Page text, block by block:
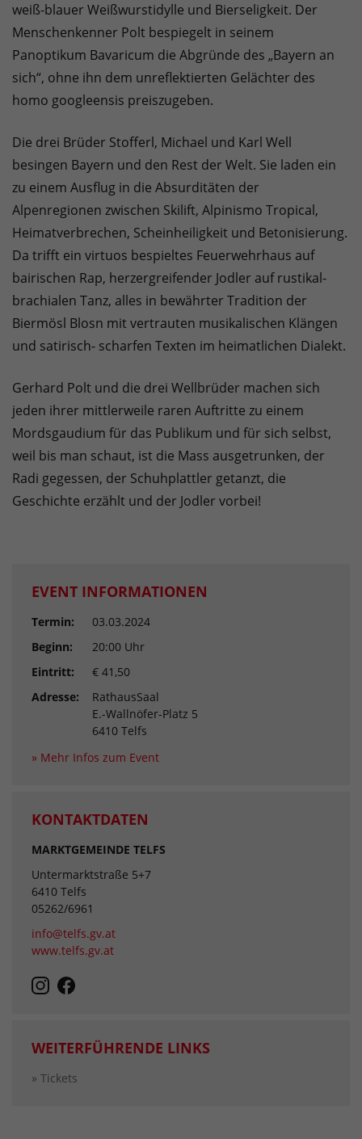
weiß-blauer Weißwurstidylle und Bierseligkeit. Der
Menschenkenner Polt bespiegelt in seinem
Panoptikum Bavaricum die Abgründe des „Bayern an
sich“, ohne ihn dem unreflektierten Gelächter des
homo googleensis preiszugeben.
Die drei Brüder Stofferl, Michael und Karl Well
besingen Bayern und den Rest der Welt. Sie laden ein
zu einem Ausflug in die Absurditäten der
Alpenregionen zwischen Skilift, Alpinismo Tropical,
Heimatverbrechen, Scheinheiligkeit und Betonisierung.
Da trifft ein virtuos bespieltes Feuerwehrhaus auf
bairischen Rap, herzergreifender Jodler auf rustikal-
brachialen Tanz, alles in bewährter Tradition der
Biermösl Blosn mit vertrauten musikalischen Klängen
und satirisch- scharfen Texten im heimatlichen Dialekt.
Gerhard Polt und die drei Wellbrüder machen sich
jeden ihrer mittlerweile raren Auftritte zu einem
Mordsgaudium für das Publikum und für sich selbst,
weil bis man schaut, ist die Mass ausgetrunken, der
Radi gegessen, der Schuhplattler getanzt, die
Geschichte erzählt und der Jodler vorbei!
EVENT INFORMATIONEN
Termin:
03.03.2024
Beginn:
20:00 Uhr
Eintritt:
€ 41,50
Adresse:
RathausSaal
E.-Wallnöfer-Platz 5
6410 Telfs
» Mehr Infos zum Event
KONTAKTDATEN
MARKTGEMEINDE TELFS
Untermarktstraße 5+7
6410 Telfs
05262/6961
info@telfs.gv.at
www.telfs.gv.at
WEITERFÜHRENDE LINKS
» Tickets